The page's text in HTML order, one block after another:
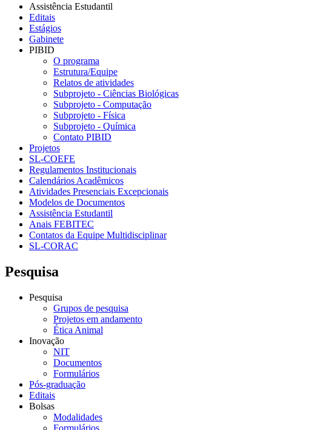
Assistência Estudantil
Editais
Estágios
Gabinete
PIBID
O programa
Estrutura/Equipe
Relatos de atividades
Subprojeto - Ciências Biológicas
Subprojeto - Computação
Subprojeto - Física
Subprojeto - Química
Contato PIBID
Projetos
SL-COEFE
Regulamentos Institucionais
Calendários Acadêmicos
Atividades Presenciais Excepcionais
Modelos de Documentos
Assistência Estudantil
Anais FEBITEC
Contatos da Equipe Multidisciplinar
SL-CORAC
Pesquisa
Pesquisa
Grupos de pesquisa
Projetos em andamento
Ética Animal
Inovação
NIT
Documentos
Formulários
Pós-graduação
Editais
Bolsas
Modalidades
Formulários